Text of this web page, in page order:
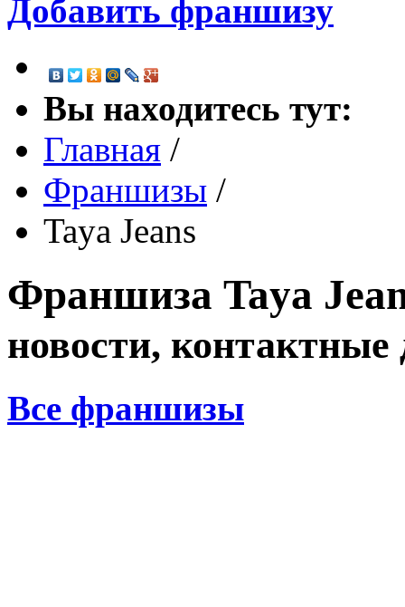
Добавить франшизу
Вы находитесь тут:
Главная /
Франшизы /
Taya Jeans
Франшиза Taya
новости,
Все франшизы